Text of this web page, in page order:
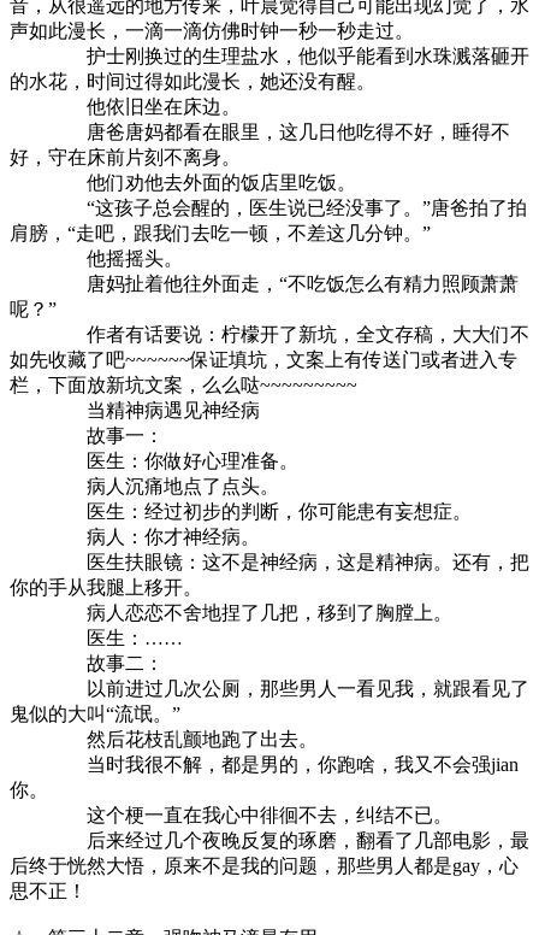
音，从很遥远的地方传来，叶晨觉得自己可能出现幻觉了，水
声如此漫长，一滴一滴仿佛时钟一秒一秒走过。
护士刚换过的生理盐水，他似乎能看到水珠溅落砸开
的水花，时间过得如此漫长，她还没有醒。
他依旧坐在床边。
唐爸唐妈都看在眼里，这几日他吃得不好，睡得不
好，守在床前片刻不离身。
他们劝他去外面的饭店里吃饭。
“这孩子总会醒的，医生说已经没事了。”唐爸拍了拍
肩膀，“走吧，跟我们去吃一顿，不差这几分钟。”
他摇摇头。
唐妈扯着他往外面走，“不吃饭怎么有精力照顾萧萧
呢？”
作者有话要说：柠檬开了新坑，全文存稿，大大们不
如先收藏了吧~~~~~~保证填坑，文案上有传送门或者进入专
栏，下面放新坑文案，么么哒~~~~~~~~~
当精神病遇见神经病
故事一：
医生：你做好心理准备。
病人沉痛地点了点头。
医生：经过初步的判断，你可能患有妄想症。
病人：你才神经病。
医生扶眼镜：这不是神经病，这是精神病。还有，把
你的手从我腿上移开。
病人恋恋不舍地捏了几把，移到了胸膛上。
医生：……
故事二：
以前进过几次公厕，那些男人一看见我，就跟看见了
鬼似的大叫“流氓。”
然后花枝乱颤地跑了出去。
当时我很不解，都是男的，你跑啥，我又不会强jian
你。
这个梗一直在我心中徘徊不去，纠结不已。
后来经过几个夜晚反复的琢磨，翻看了几部电影，最
后终于恍然大悟，原来不是我的问题，那些男人都是gay，心
思不正！